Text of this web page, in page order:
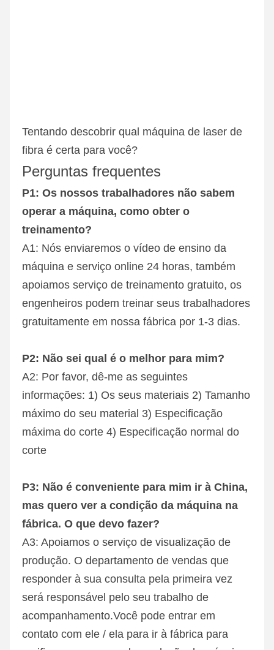
Tentando descobrir qual máquina de laser de
fibra é certa para você?
Perguntas frequentes
P1: Os nossos trabalhadores não sabem
operar a máquina, como obter o
treinamento?
A1: Nós enviaremos o vídeo de ensino da
máquina e serviço online 24 horas, também
apoiamos serviço de treinamento gratuito, os
engenheiros podem treinar seus trabalhadores
gratuitamente em nossa fábrica por 1-3 dias.
P2: Não sei qual é o melhor para mim?
A2: Por favor, dê-me as seguintes
informações: 1) Os seus materiais 2) Tamanho
máximo do seu material 3) Especificação
máxima do corte 4) Especificação normal do
corte
P3: Não é conveniente para mim ir à China,
mas quero ver a condição da máquina na
fábrica. O que devo fazer?
A3: Apoiamos o serviço de visualização de
produção. O departamento de vendas que
responder à sua consulta pela primeira vez
será responsável pelo seu trabalho de
acompanhamento.Você pode entrar em
contato com ele / ela para ir à fábrica para